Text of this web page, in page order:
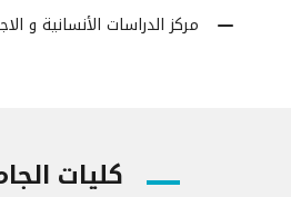
مركز الدراسات الأنسانية و
كليات